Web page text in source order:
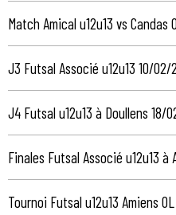
Match Amical u12u13 vs
J3 Futsal Associé u12u13 10/02/
J4 Futsal u12u13 à Doullens 18/
Finales Futsal Associé u12u13
Tournoi Futsal u12u13 Amiens